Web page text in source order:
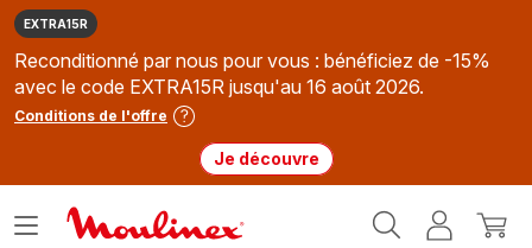
EXTRA15R
Reconditionné par nous pour vous : bénéficiez de -15%
avec le code EXTRA15R jusqu'au 16 août 2026.
Conditions de l'offre
Je découvre
MonMon
Ouvrir